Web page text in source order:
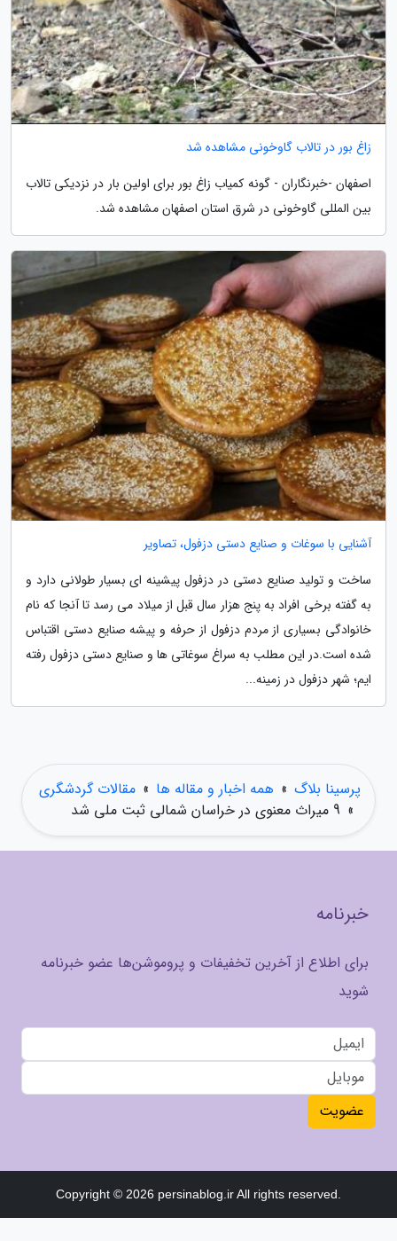
زاغ بور در تالاب گاوخونی مشاهده شد
اصفهان -خبرنگاران - گونه کمیاب زاغ بور برای اولین بار در نزدیکی تالاب
بین المللی گاوخونی در شرق استان اصفهان مشاهده شد.
آشنایی با سوغات و صنایع دستی دزفول، تصاویر
ساخت و تولید صنایع دستی در دزفول پیشینه ای بسیار طولانی دارد و
به گفته برخی افراد به پنج هزار سال قبل از میلاد می رسد تا آنجا که نام
خانوادگی بسیاری از مردم دزفول از حرفه و پیشه صنایع دستی اقتباس
شده است.در این مطلب به سراغ سوغاتی ها و صنایع دستی دزفول رفته
ایم؛ شهر دزفول در زمینه...
پرسینا بلاگ » همه اخبار و مقاله ها » مقالات گردشگری
» 9 میراث معنوی در خراسان شمالی ثبت ملی شد
خبرنامه
برای اطلاع از آخرین تخفیفات و پروموشن‌ها عضو خبرنامه
شوید
عضویت
Copyright © 2026 persinablog.ir All rights reserved.